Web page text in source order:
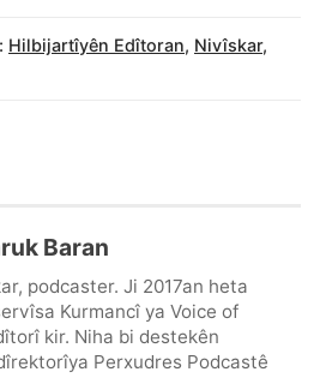
Hilbijartîyên Edîtoran, Nivîskar,
Baran
podcaster. Ji 2017an heta
Kurmancî ya Voice of
kir. Niha bi destekên
Perxudres Podcastê